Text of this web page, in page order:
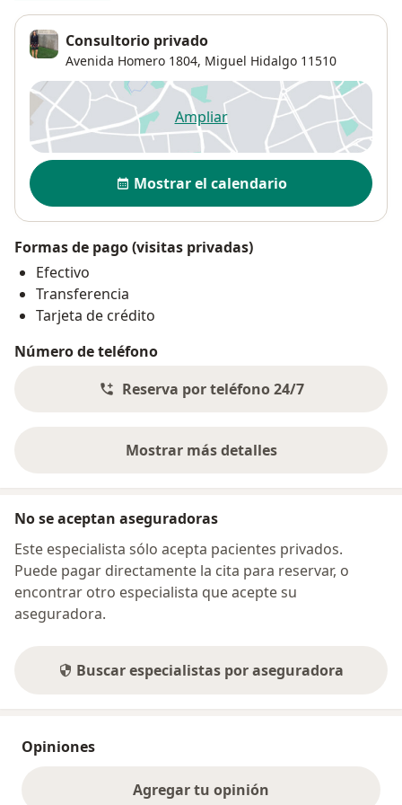
Consultorio privado
Avenida Homero 1804, Miguel Hidalgo 11510
Ampliarse abre en una nueva
Disponibilidad
Mostrar el calendario
Formas de pago (visitas privadas)
Efectivo
Transferencia
Tarjeta de crédito
Número de teléfono
Reserva por teléfono 24/7
Mostrar más detalles
sobre la dirección
No se aceptan aseguradoras
Este especialista sólo acepta pacientes privados.
Puede pagar directamente la cita para reservar, o
encontrar otro especialista que acepte su
aseguradora.
Buscar especialistas por aseguradora
Opiniones
Agregar tu opinión